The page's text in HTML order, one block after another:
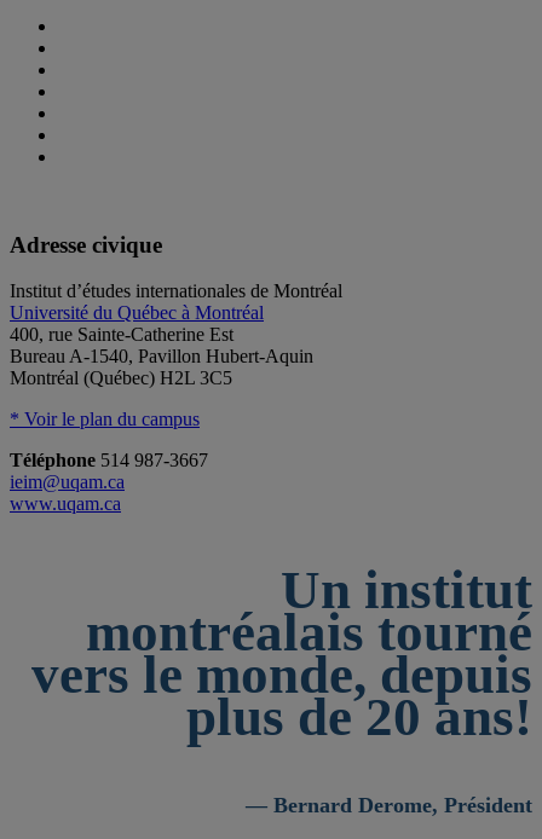
Adresse civique
Institut d’études internationales de Montréal
Université du Québec à Montréal
400, rue Sainte-Catherine Est
Bureau A-1540, Pavillon Hubert-Aquin
Montréal (Québec) H2L 3C5
* Voir le plan du campus
Téléphone 514 987-3667
ieim@uqam.ca
www.uqam.ca
Un institut
montréalais tourné
vers le monde, depuis
plus de 20 ans!
— Bernard Derome, Président